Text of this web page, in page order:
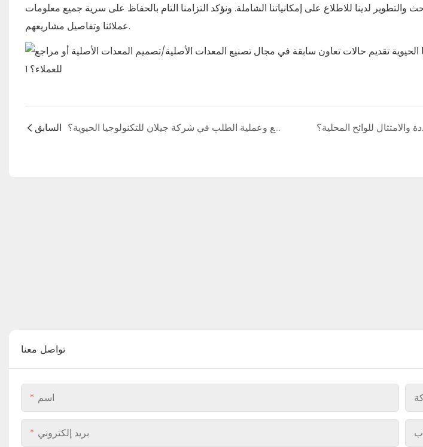
لدينا للاطلاع على إمكانياتنا الشاملة. ونؤكد التزامنا التام بالحفاظ على سرية جميع معلومات
عملائنا وتفاصيل مشاريعهم.
السابق ما هي شروط الدفع وعملية الطلب في شركة جيلان للتكنولوجيا الحيوية؟
تواصل معنا
اسم
بريد إلكتروني